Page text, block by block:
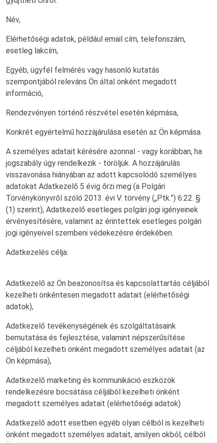
Név,
Elérhetőségi adatok, például email cím, telefonszám,
esetleg lakcím,
Egyéb, ügyfél felmérés vagy hasonló kutatás
szempontjából releváns Ön által önként megadott
információ,
Rendezvényen történő részvétel esetén képmása,
Konkrét egyértelmű hozzájárulása esetén az Ön képmása.
A személyes adatait kérésére azonnal - vagy korábban, ha
jogszabály úgy rendelkezik - töröljük. A hozzájárulás
visszavonása hiányában az adott kapcsolódó személyes
adatokat Adatkezelő 5 évig őrzi meg (a Polgári
Törvénykönyvről szóló 2013. évi V. törvény („Ptk.”) 6:22. §
(1) szerint), Adatkezelő esetleges polgári jogi igényeinek
érvényesítésére, valamint az érintettek esetleges polgári
jogi igényeivel szembeni védekezésre érdekében.
Adatkezelés célja:
Adatkezelő az Ön beazonosítsa és kapcsolattartás céljából
kezelheti önkéntesen megadott adatait (elérhetőségi
adatok),
Adatkezelő tevékenységének és szolgáltatásaink
bemutatása és fejlesztése, valamint népszerűsítése
céljából kezelheti önként megadott személyes adatait (az
Ön képmása),
Adatkezelő marketing és kommunikáció eszközök
rendelkezésre bocsátása céljából kezelheti önként
megadott személyes adatait (elérhetőségi adatok)
Adatkezelő adott esetben egyéb olyan célból is kezelheti
önként megadott személyes adatait, amilyen okból, célból